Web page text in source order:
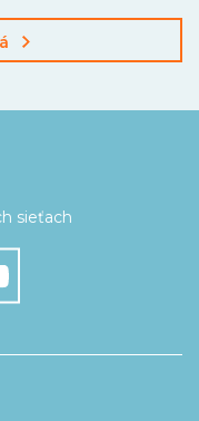
sieťach